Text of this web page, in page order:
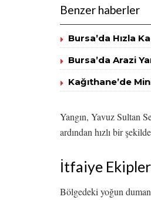
Benzer haberler
Bursa’da Hızla
Bursa’da Arazi
Kağıthane’de
Yangın, Yavuz Sultan
ardından hızlı bir
İtfaiye
Bölgedeki yoğun